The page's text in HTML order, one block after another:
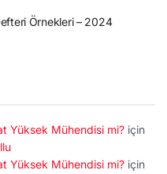
Örnekleri – 2024
Yüksek Mühendisi mi? için
Yüksek Mühendisi mi? için